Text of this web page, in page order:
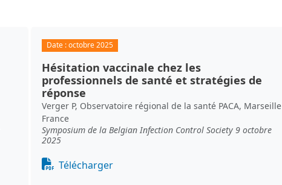
Date :octobre 2025
Hésitation vaccinale chez les
professionnels de santé et stratégies de
réponse
Verger P, Observatoire régional de la santé PACA, Marseille
France
Symposium de la Belgian Infection Control Society 9 octobre
2025
Document
Télécharger